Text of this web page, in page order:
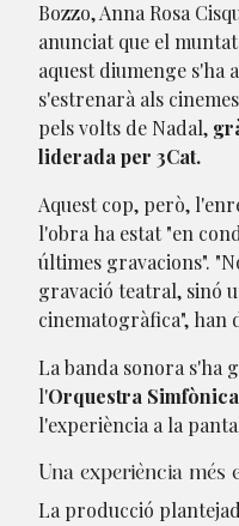
Bozzo, Anna Rosa
anunciat que el
aquest diumenge s'ha
s'estrenarà als
pels volts de Nadal,
liderada per 3Cat.
Aquest cop, però,
l'obra ha estat "en
últimes gravacions".
gravació teatral, sinó
cinematogràfica", han
La banda sonora s'ha
l'Orquestra
l'experiència a la
Una experiència més
La producció